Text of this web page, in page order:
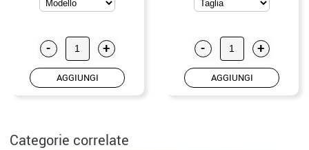
- +
AGGIUNGI
- +
AGGIUNGI
Categorie correlate